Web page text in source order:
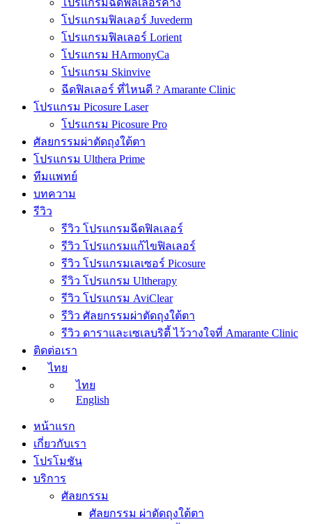
โปรแกรมฉีดฟิลเลอร์คาง
โปรแกรมฟิลเลอร์ Juvederm
โปรแกรมฟิลเลอร์ Lorient
โปรแกรม HArmonyCa
โปรแกรม Skinvive
ฉีดฟิลเลอร์ ที่ไหนดี ? Amarante Clinic
โปรแกรม Picosure Laser
โปรแกรม Picosure Pro
ศัลยกรรมผ่าตัดถุงใต้ตา
โปรแกรม Ulthera Prime
ทีมแพทย์
บทความ
รีวิว
รีวิว โปรแกรมฉีดฟิลเลอร์
รีวิว โปรแกรมแก้ไขฟิลเลอร์
รีวิว โปรแกรมเลเซอร์ Picosure
รีวิว โปรแกรม Ultherapy
รีวิว โปรแกรม AviClear
รีวิว ศัลยกรรมผ่าตัดถุงใต้ตา
รีวิว ดาราและเซเลบริตี้ ไว้วางใจที่ Amarante Clinic
ติดต่อเรา
ไทย
ไทย
English
หน้าแรก
เกี่ยวกับเรา
โปรโมชัน
บริการ
ศัลยกรรม
ศัลยกรรม ผ่าตัดถุงใต้ตา